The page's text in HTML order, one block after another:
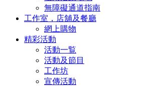
無障礙通道指南
工作室，店舖及餐廳
網上購物
精彩活動
活動一覧
活動及節目
工作坊
宣傳活動